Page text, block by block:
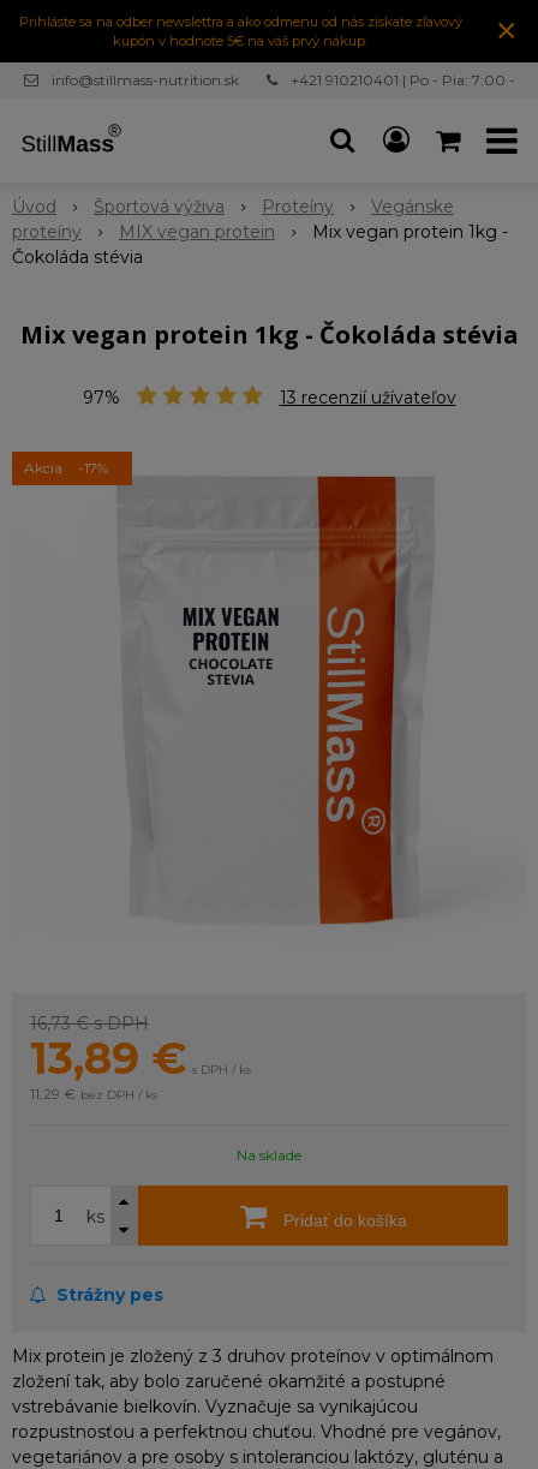
Prihláste sa na odber newslettra a ako odmenu od nás získate zľavový
kupón v hodnote 5€ na váš prvý nákup.
×
info@stillmass-nutrition.sk
+421 910210401 | Po - Pia: 7:00 -
Úvod Športová výživa Proteíny
Vegánske
proteíny
MIX vegan protein
Mix vegan protein 1kg -
Čokoláda stévia
Mix vegan protein 1kg - Čokoláda stévia
97% 13 recenzií užívateľov
Akcia -17%
16,73 €s DPH
13,89 € s DPH / ks
11,29 € bez DPH / ks
Na sklade
ks Pridať do košíka
Strážny pes
Mix protein je zložený z 3 druhov proteínov v optimálnom
zložení tak, aby bolo zaručené okamžité a postupné
vstrebávanie bielkovín. Vyznačuje sa vynikajúcou
rozpustnosťou a perfektnou chuťou. Vhodné pre vegánov,
vegetariánov a pre osoby s intoleranciou laktózy, gluténu a